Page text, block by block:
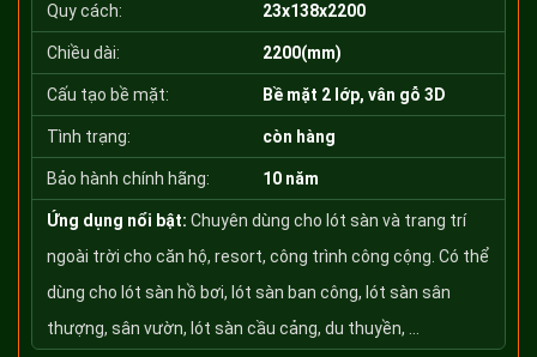
Quy cách: 23x138x2200
Chiều dài: 2200(mm)
Cấu tạo bề mặt: Bề mặt 2 lớp, vân gỗ 3D
Tình trạng: còn hàng
Bảo hành chính hãng: 10 năm
Ứng dụng nổi bật: Chuyên dùng cho lót sàn và trang trí
ngoài trời cho căn hộ, resort, công trình công cộng. Có thể
dùng cho lót sàn hồ bơi, lót sàn ban công, lót sàn sân
thượng, sân vườn, lót sàn cầu cảng, du thuyền, ...